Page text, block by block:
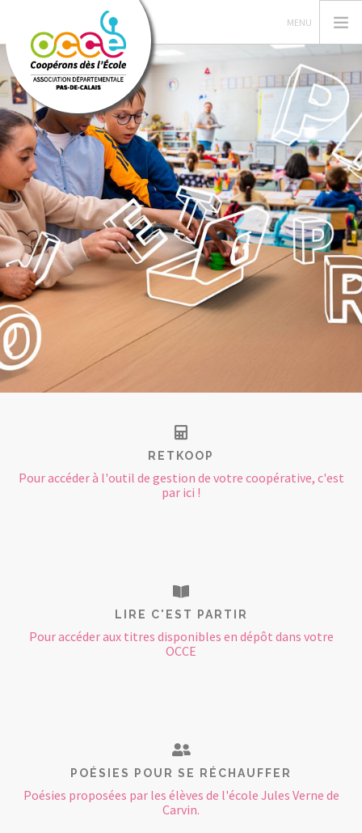
L'OCCE 62
GERER SA COOPERATIVE
NOS ACTIONS PEDAGOGIQUES
RESSOURCES ET SERVICES
FORMATIONS
RECHERCHER
RETKOOP
Pour accéder à l'outil de gestion de votre coopérative, c'est
par ici !
LIRE C'EST PARTIR
Pour accéder aux titres disponibles en dépôt dans votre
OCCE
POÉSIES POUR SE RÉCHAUFFER
Poésies proposées par les élèves de l'école Jules Verne de
Carvin.